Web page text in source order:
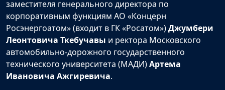
заместителя генерального директора по
корпоративным функциям АО «Концерн
Росэнергоатом» (входит в ГК «Росатом»)Джумбери
Леонтовича Ткебучавы и ректора Московского
автомобильно-дорожного государственного
технического университета (МАДИ)Артема
Ивановича Ажгиревича.